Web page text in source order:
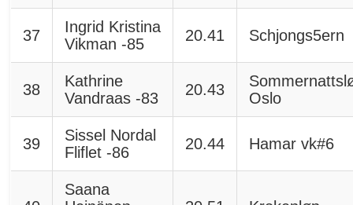
37
Ingrid Kristina
Vikman -85
20.41 Schjongs5ern
38
Kathrine
Vandraas -83
20.43
Oslo
39
Sissel Nordal
Fliflet -86
20.44 Hamar vk#6
Saana